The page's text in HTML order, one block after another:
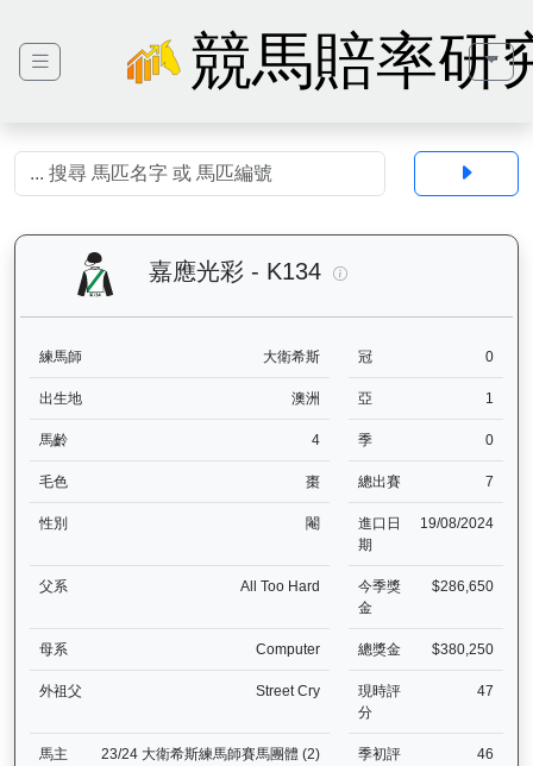
競馬賠率研
嘉應光彩 - K134
練馬師 大衛希斯 冠 0
出生地 澳洲 亞 1
馬齡 4 季 0
毛色 棗 總出賽 7
性別 閹
進口日
期
19/08/2024
父系 All Too Hard
今季獎
金
$286,650
母系 Computer 總獎金 $380,250
外祖父 Street Cry
現時評
分
47
馬主 23/24 大衛希斯練馬師賽馬團體 (2)
季初評
46